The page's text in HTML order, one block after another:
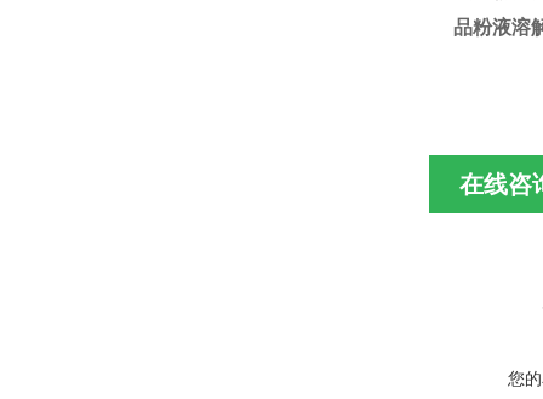
品粉液溶
在线咨
您